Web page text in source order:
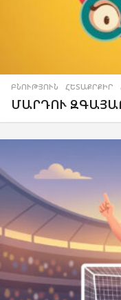
ԲՆՈՒԹՅՈՒՆ ,ՀԵՏԱՔՐՔԻՐ
ՄԱՐԴՈՒ